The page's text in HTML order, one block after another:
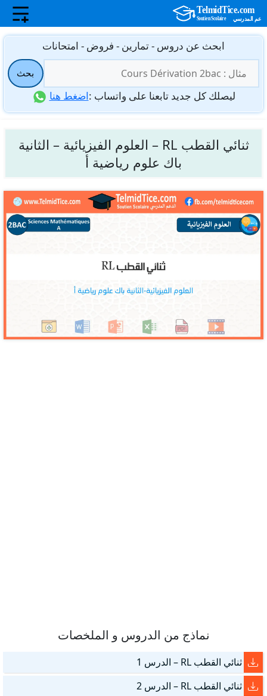
انتقل
المحتوى
ابحث عن دروس - تمارين - فروض - امتحانات
عن:
بحث
ليصلك كل جديد تابعنا على واتساب :اضغط هنا
ثنائي القطب RL – العلوم الفيزيائية – الثانية
باك علوم رياضية أ
نماذج من الدروس و الملخصات
ثنائي القطب RL – الدرس 1
ثنائي القطب RL – الدرس 2